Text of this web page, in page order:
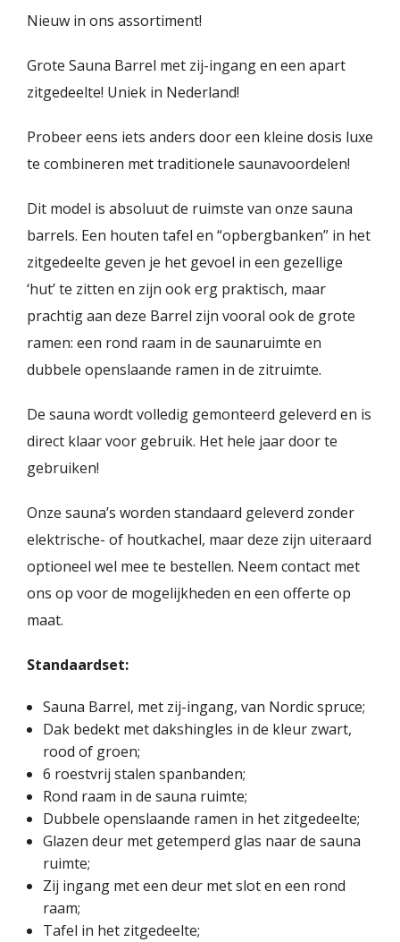
Nieuw in ons assortiment!
Grote Sauna Barrel met zij-ingang en een apart
zitgedeelte! Uniek in Nederland!
Probeer eens iets anders door een kleine dosis luxe
te combineren met traditionele saunavoordelen!
Dit model is absoluut de ruimste van onze sauna
barrels. Een houten tafel en “opbergbanken” in het
zitgedeelte geven je het gevoel in een gezellige
‘hut’ te zitten en zijn ook erg praktisch, maar
prachtig aan deze Barrel zijn vooral ook de grote
ramen: een rond raam in de saunaruimte en
dubbele openslaande ramen in de zitruimte.
De sauna wordt volledig gemonteerd geleverd en is
direct klaar voor gebruik. Het hele jaar door te
gebruiken!
Onze sauna’s worden standaard geleverd zonder
elektrische- of houtkachel, maar deze zijn uiteraard
optioneel wel mee te bestellen. Neem contact met
ons op voor de mogelijkheden en een offerte op
maat.
Standaardset:
Sauna Barrel, met zij-ingang, van Nordic spruce;
Dak bedekt met dakshingles in de kleur zwart,
rood of groen;
6 roestvrij stalen spanbanden;
Rond raam in de sauna ruimte;
Dubbele openslaande ramen in het zitgedeelte;
Glazen deur met getemperd glas naar de sauna
ruimte;
Zij ingang met een deur met slot en een rond
raam;
Tafel in het zitgedeelte;